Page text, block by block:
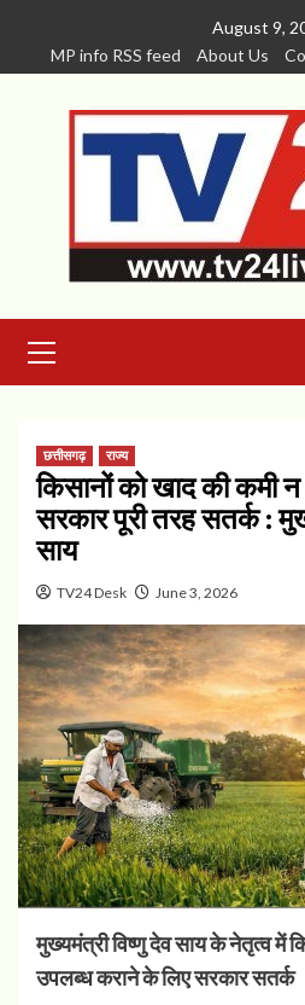
content
August 9,
MP info RSS feed
About Us
Menu
छत्तीसगढ़ राज्य
किसानों को खाद की कमी
सरकार पूरी तरह सतर्क :
साय
TV24 Desk June 3, 2026
मुख्यमंत्री विष्णु देव साय के नेतृत्व में
उपलब्ध कराने के लिए सरकार सतर्क